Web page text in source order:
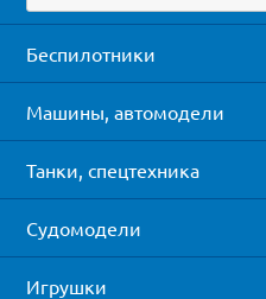
Беспилотники
Машины, автомодели
Танки, спецтехника
Судомодели
Игрушки